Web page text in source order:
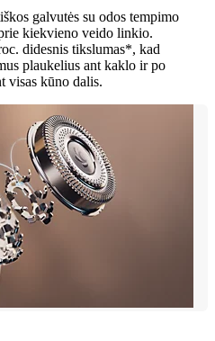
galvutės su odos tempimo
kiekvieno veido linkio.
didesnis tikslumas*, kad
plaukelius ant kaklo ir po
visas kūno dalis.